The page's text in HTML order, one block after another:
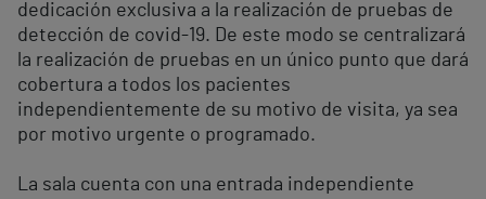
dedicación exclusiva a la realización de pruebas de
detección de covid-19. De este modo se centralizará
la realización de pruebas en un único punto que dará
cobertura a todos los pacientes
independientemente de su motivo de visita, ya sea
por motivo urgente o programado.
La sala cuenta con una entrada independiente